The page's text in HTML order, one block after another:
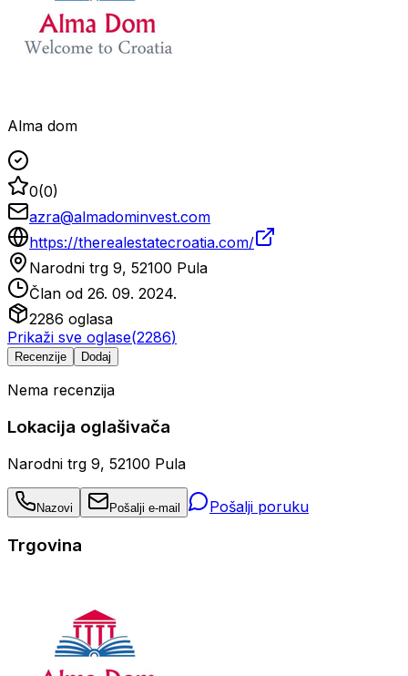
Alma dom
0(0)
azra@almadominvest.com
https://therealestatecroatia.com/
Narodni trg 9, 52100 Pula
Član od 26. 09. 2024.
2286 oglasa
Prikaži sve oglase(2286)
Recenzije Dodaj
Nema recenzija
Lokacija oglašivača
Narodni trg 9, 52100 Pula
Nazovi Pošalji e-mail Pošalji poruku
Trgovina